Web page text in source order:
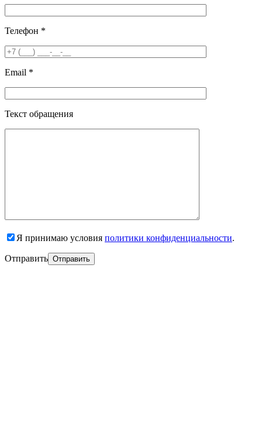
Телефон *
Email *
Текст обращения
Я принимаю условия политики конфиденциальности.
Отправить